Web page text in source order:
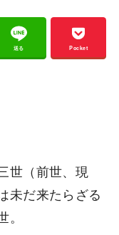
送る Pocket
世（前世、現
未だ来たらざる